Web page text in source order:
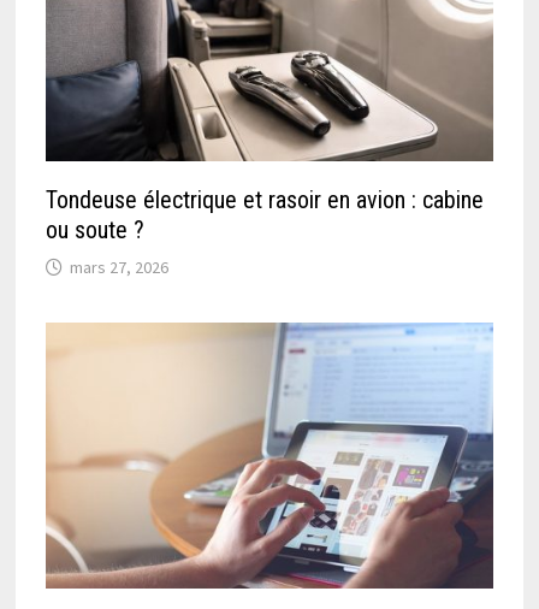
Tondeuse électrique et rasoir en avion : cabine
ou soute ?
mars 27, 2026